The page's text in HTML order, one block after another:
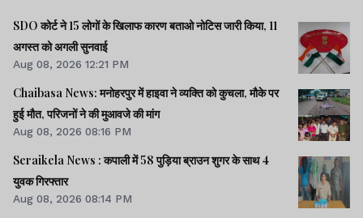
SDO कोर्ट ने 15 लोगों के खिलाफ कारण बताओ नोटिस जारी किया, 11
अगस्त को अगली सुनवाई
Aug 08, 2026 12:21 PM
Chaibasa News: मनोहरपुर में हाइवा ने व्यक्ति को कुचला, मौके पर
हुई मौत, परिजनों ने की मुआवजे की मांग
Aug 08, 2026 08:16 PM
Seraikela News : कपाली में 58 पुड़िया ब्राउन शुगर के साथ 4
युवक गिरफ्तार
Aug 08, 2026 08:14 PM